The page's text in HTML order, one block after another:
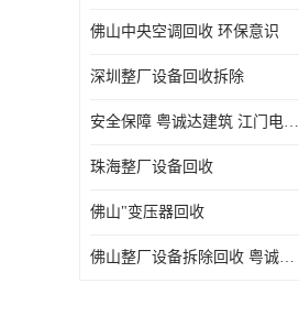
佛山中央空调回收 环保意识
深圳整厂设备回收拆除
安全保障 粤诚达建筑 江门电梯拆除公司
珠海整厂设备回收
佛山"变压器回收
佛山整厂设备拆除回收 粤诚达建筑 环保意识